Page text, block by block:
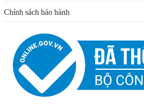
Chính sách bảo hành